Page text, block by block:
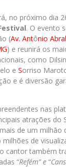
no próximo dia
. O evento
(Av. Antônio
) e reunirá os
como
e Sorriso
e é diversão
nas
atrações do
de um milhão
de
cantor também
“Refém” e “